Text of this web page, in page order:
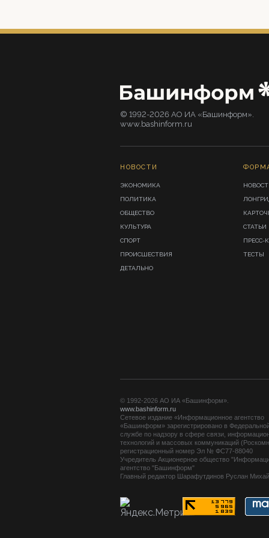
© 1992-2026 АО ИА «Башинформ».
www.bashinform.ru
НОВОСТИ
ЭКОНОМИКА
ПОЛИТИКА
ОБЩЕСТВО
КУЛЬТУРА
СПОРТ
ПРОИСШЕСТВИЯ
ДЕТАЛЬНО
СТАТЬИ
ПРЕСС-
ТЕСТЫ
© 1992-2026 АО ИА «Башинформ».
www.bashinform.ru
Сетевое издание «Информационное агентство
«Башинформ» зарегистрировано в
службе по надзору в сфере связи,
технологий и массовых коммуникаций
регистрационный номер Эл № ФС77-88040
Учредитель Акционерное общество
агентство "Башинформ"
Главный редактор Шарафутдинов Руслан